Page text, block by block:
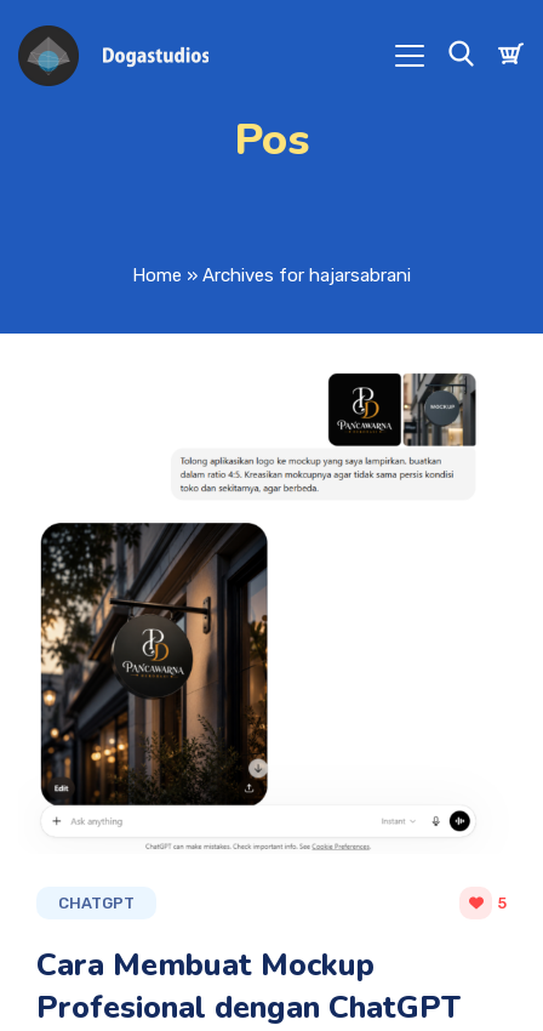
Pos
Home » Archives for hajarsabrani
CHATGPT 5
Cara Membuat Mockup
Profesional dengan ChatGPT